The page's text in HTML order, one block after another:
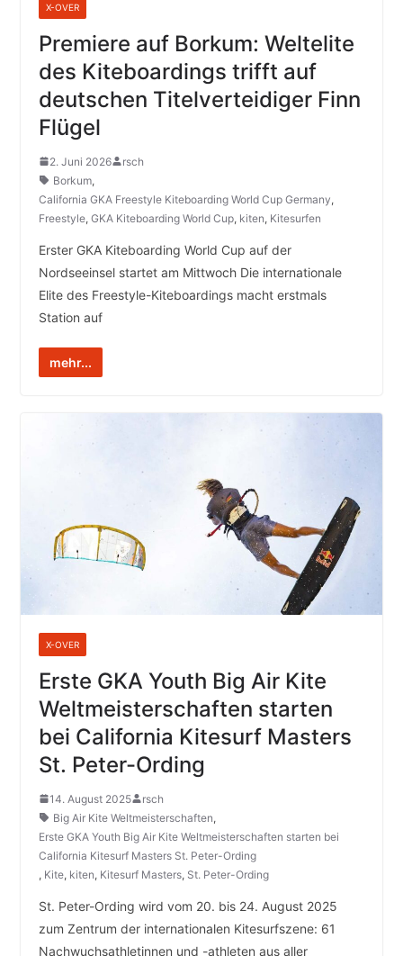
X-OVER
Premiere auf Borkum: Weltelite
des Kiteboardings trifft auf
deutschen Titelverteidiger Finn
Flügel
2. Juni 2026
rsch
Borkum,
California GKA Freestyle Kiteboarding World Cup Germany,
Freestyle, GKA Kiteboarding World Cup, kiten, Kitesurfen
Erster GKA Kiteboarding World Cup auf der
Nordseeinsel startet am Mittwoch Die internationale
Elite des Freestyle-Kiteboardings macht erstmals
Station auf
mehr...
X-OVER
Erste GKA Youth Big Air Kite
Weltmeisterschaften starten
bei California Kitesurf Masters
St. Peter-Ording
14. August 2025
rsch
Big Air Kite Weltmeisterschaften,
Erste GKA Youth Big Air Kite Weltmeisterschaften starten bei
California Kitesurf Masters St. Peter-Ording
, Kite, kiten, Kitesurf Masters, St. Peter-Ording
St. Peter-Ording wird vom 20. bis 24. August 2025
zum Zentrum der internationalen Kitesurfszene: 61
Nachwuchsathletinnen und -athleten aus aller